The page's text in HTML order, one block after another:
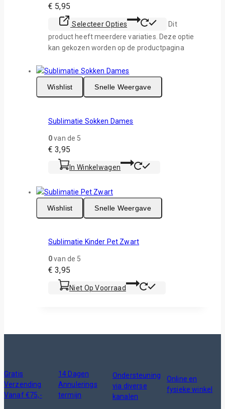
€ 5,95
Selecteer Opties
Dit
product heeft meerdere variaties. Deze optie
kan gekozen worden op de productpagina
Wishlist Snelle Weergave
Sublimatie Sokken Dames
0van de 5
€ 3,95
In Winkelwagen
Wishlist Snelle Weergave
Sublimatie Kinder Pet Zwart
0van de 5
€ 3,95
Niet Op Voorraad
Gratis
Verzending
Vanaf €75,-
14 Dagen
Annulerings
termijn
Ondersteuning
via diverse
kanalen
Online en
fysieke winkel